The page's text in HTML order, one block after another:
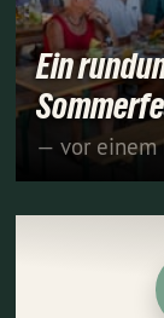
Ein
— vor einem